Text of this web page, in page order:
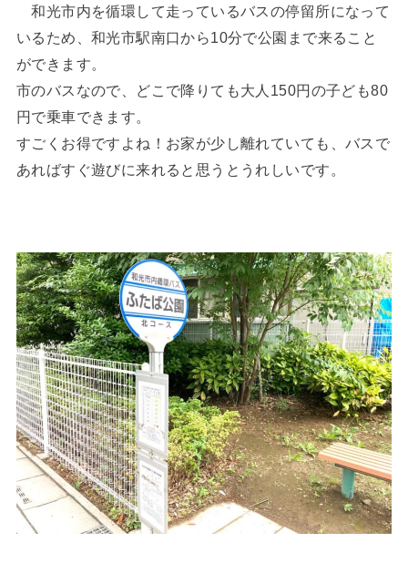
和光市内を循環して走っているバスの停留所になって
いるため、和光市駅南口から10分で公園まで来ること
ができます。
市のバスなので、どこで降りても大人150円の子ども80
円で乗車できます。
すごくお得ですよね！お家が少し離れていても、バスで
あればすぐ遊びに来れると思うとうれしいです。